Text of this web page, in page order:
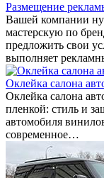
Размещение
Вашей компании
мастерскую по
предложить свои
выполняет
Оклейка салона
Оклейка салона
пленкой: стиль и
автомобиля
современное…